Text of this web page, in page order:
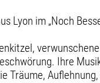
Lyon im „Noch
Ihre
Träume,